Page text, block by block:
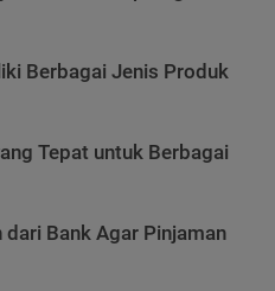
Berbagai Jenis Produk
Tepat untuk Berbagai
Bank Agar Pinjaman